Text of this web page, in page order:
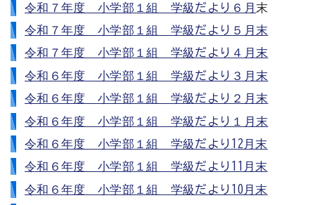
令和７年度 小学部１組 学級だより６月 末
令和７年度 小学部１組 学級だより５月末
令和７年度 小学部１組 学級だより４月末
令和６年度 小学部１組 学級だより３月末
令和６年度 小学部１組 学級だより２月末
令和６年度 小学部１組 学級だより１月末
令和６年度 小学部１組 学級だより12月末
令和６年度 小学部１組 学級だより11月末
令和６年度 小学部１組 学級だより10月末